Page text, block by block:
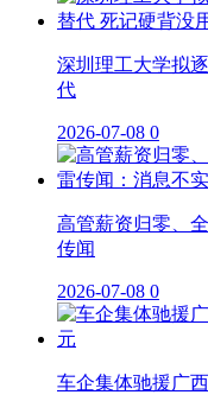
深圳理工大学拟
代
2026-07-08 0
高管薪资归零、
传闻
2026-07-08 0
车企集体驰援广